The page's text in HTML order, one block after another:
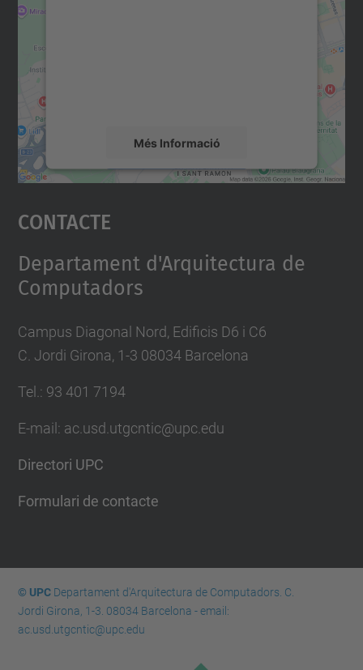
Més Informació
Accepta
powered by
Contacte
Departament d'Arquitectura de
Computadors
Campus Diagonal Nord, Edificis D6 i C6
C. Jordi Girona, 1-3 08034 Barcelona
Tel.: 93 401 7194
E-mail: ac.usd.utgcntic@upc.edu
Directori UPC
Formulari de contacte
© UPCDepartament d'Arquitectura de Computadors. C.
Jordi Girona, 1-3. 08034 Barcelona - email:
ac.usd.utgcntic@upc.edu